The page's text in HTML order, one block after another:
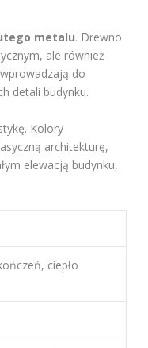
metalu. Drewno
ale również
do
detali budynku.
Kolory
architekturę,
elewacją budynku,
ciepło